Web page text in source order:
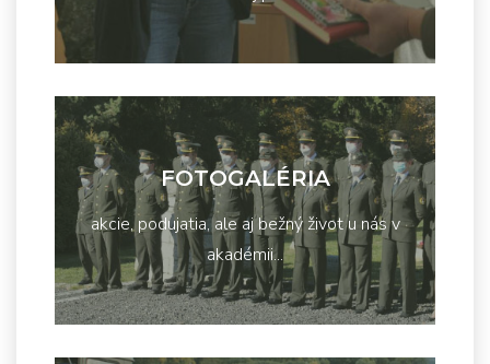
FOTOGALÉRIA
akcie, podujatia, ale aj bežný život u nás v
akadémii...